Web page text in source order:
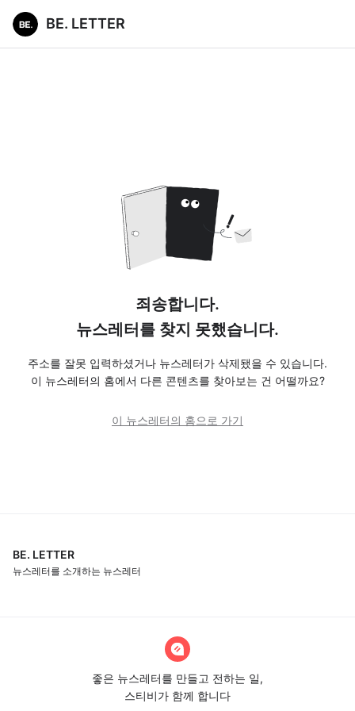
BE. LETTER
죄송합니다.
뉴스레터를 찾지 못했습니다.
주소를 잘못 입력하셨거나 뉴스레터가 삭제됐을 수 있습니다.
이 뉴스레터의 홈에서 다른 콘텐츠를 찾아보는 건 어떨까요?
이 뉴스레터의 홈으로 가기
BE. LETTER
뉴스레터를 소개하는 뉴스레터
좋은 뉴스레터를 만들고 전하는 일,
스티비가 함께 합니다